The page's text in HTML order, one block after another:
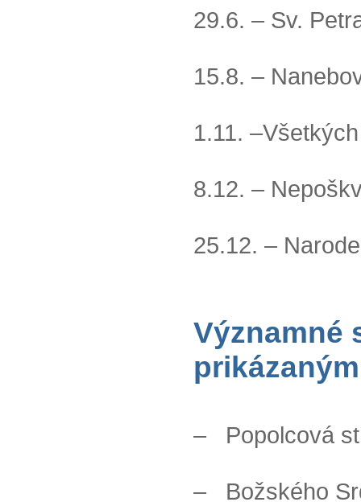
29.6. – Sv.
15.8. –
1.11.
8.12. –
25.12. –
Významné
– Popolcová
– Božského